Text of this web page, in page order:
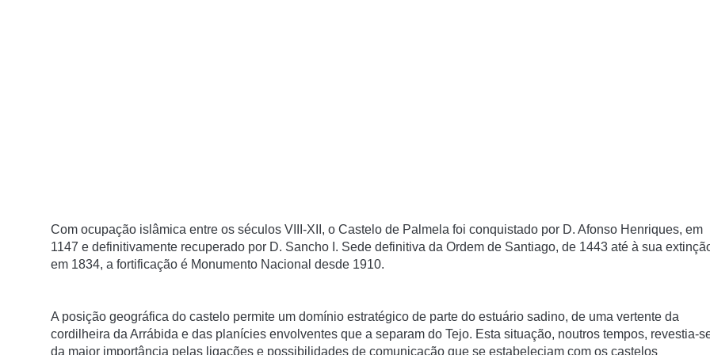
Com ocupação islâmica entre os séculos VIII-XII, o Castelo de Palmela foi conquistado por D. Afonso Henriques, em
1147 e definitivamente recuperado por D. Sancho I. Sede definitiva da Ordem de Santiago, de 1443 até à sua
em 1834, a fortificação é Monumento Nacional desde 1910.
A posição geográfica do castelo permite um domínio estratégico de parte do estuário sadino, de uma vertente da
cordilheira da Arrábida e das planícies envolventes que a separam do Tejo. Esta situação, noutros tempos, revestia-
da maior importância pelas ligações e possibilidades de comunicação que se estabeleciam com os castelos